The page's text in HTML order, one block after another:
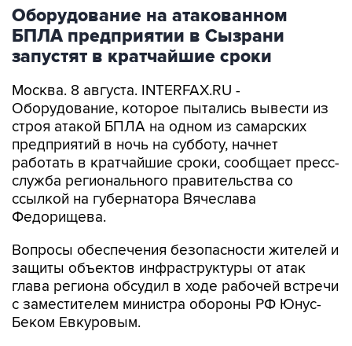
Оборудование на атакованном
БПЛА предприятии в Сызрани
запустят в кратчайшие сроки
Москва. 8 августа. INTERFAX.RU -
Оборудование, которое пытались вывести из
строя атакой БПЛА на одном из самарских
предприятий в ночь на субботу, начнет
работать в кратчайшие сроки, сообщает пресс-
служба регионального правительства со
ссылкой на губернатора Вячеслава
Федорищева.
Вопросы обеспечения безопасности жителей и
защиты объектов инфраструктуры от атак
глава региона обсудил в ходе рабочей встречи
с заместителем министра обороны РФ Юнус-
Беком Евкуровым.